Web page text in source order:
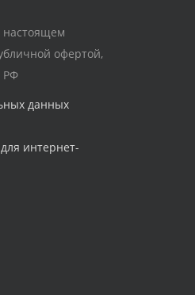
офертой,
РФ
данных
интернет-